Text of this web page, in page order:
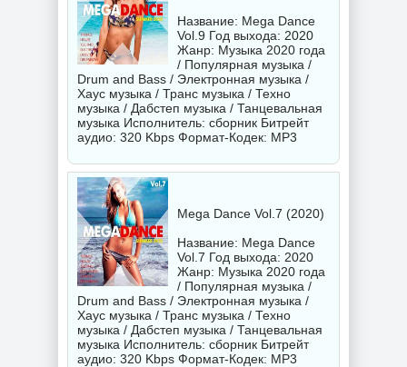
Название: Mega Dance
Vol.9 Год выхода: 2020
Жанр: Музыка 2020 года
/ Популярная музыка /
Drum and Bass / Электронная музыка /
Хаус музыка / Транс музыка / Техно
музыка / Дабстеп музыка / Танцевальная
музыка Исполнитель: сборник Битрейт
аудио: 320 Kbps Формат-Кодек: MP3
Mega Dance Vol.7 (2020)
Название: Mega Dance
Vol.7 Год выхода: 2020
Жанр: Музыка 2020 года
/ Популярная музыка /
Drum and Bass / Электронная музыка /
Хаус музыка / Транс музыка / Техно
музыка / Дабстеп музыка / Танцевальная
музыка Исполнитель: сборник Битрейт
аудио: 320 Kbps Формат-Кодек: MP3